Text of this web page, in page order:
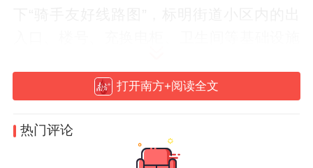
社区商圈将为骑手划定专属停车位，增设骑
电和健康服务专区等等。
打开南方+阅读全文
热门评论